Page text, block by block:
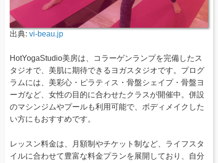
出典: vi-beau.jp
HotYogaStudio美房は、コラーゲンランプを完備したス
タジオで、美肌に期待できるヨガスタジオです。プログ
ラムには、美彩心・ピラティス・骨盤シェイプ・骨盤ヨ
ーガなど、女性の目的に合わせたクラスが開催中。併設
のマシンジムやプールも利用可能で、ボディメイクした
い方にもおすすめです。
レッスン料金は、月額制やチケット制など、ライフスタ
イルに合わせて豊富な料金プランを展開しており、自分